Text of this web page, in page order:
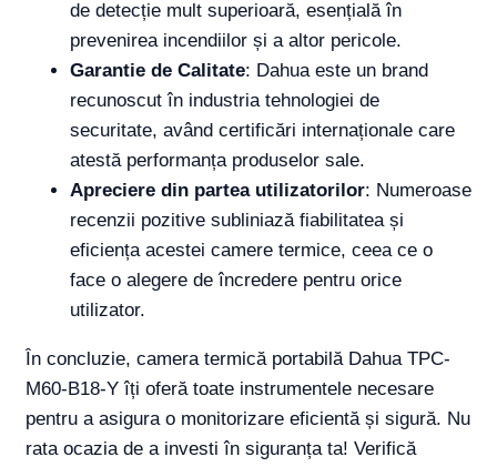
de detecție mult superioară, esențială în
prevenirea incendiilor și a altor pericole.
Garantie de Calitate: Dahua este un brand
recunoscut în industria tehnologiei de
securitate, având certificări internaționale care
atestă performanța produselor sale.
Apreciere din partea utilizatorilor: Numeroase
recenzii pozitive subliniază fiabilitatea și
eficiența acestei camere termice, ceea ce o
face o alegere de încredere pentru orice
utilizator.
În concluzie, camera termică portabilă Dahua TPC-
M60-B18-Y îți oferă toate instrumentele necesare
pentru a asigura o monitorizare eficientă și sigură. Nu
rata ocazia de a investi în siguranța ta! Verifică